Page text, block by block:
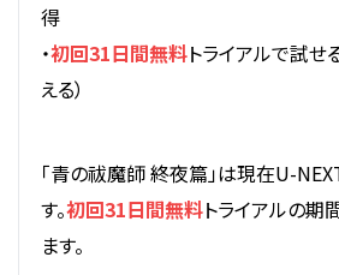
得
・初回31日間無料トライアルで試せ
える）
「青の祓魔師 終夜篇」は現在U-
す。初回31日間無料トライアルの期
ます。